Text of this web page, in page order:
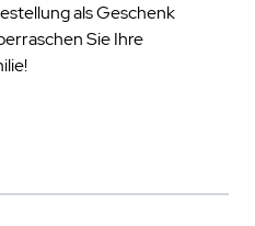
als Geschenk
Sie Ihre